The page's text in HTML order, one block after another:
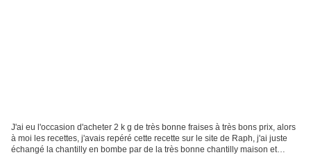
J'ai eu l'occasion d'acheter 2 k g de très bonne fraises à très bons prix, alors
à moi les recettes, j'avais repéré cette recette sur le site de Raph, j'ai juste
échangé la chantilly en bombe par de la très bonne chantilly maison et